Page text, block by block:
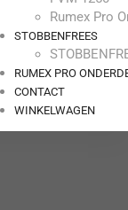
Rumex Pro
STOBBENFREES
RUMEX PRO
CONTACT
WINKELWAGEN